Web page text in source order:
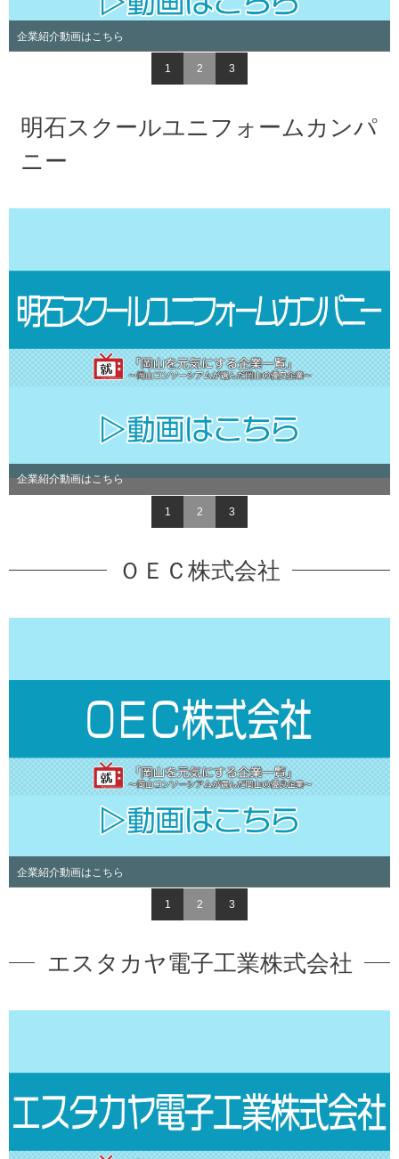
企業紹介動画はこちら
1 2 3
明石スクールユニフォームカンパ
ニー
企業紹介動画はこちら
1 2 3
ＯＥＣ株式会社
企業紹介動画はこちら
1 2 3
エスタカヤ電子工業株式会社